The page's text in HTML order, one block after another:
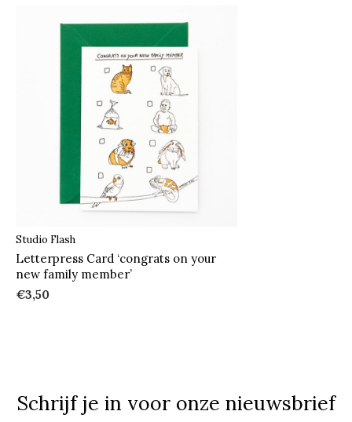
Studio Flash
Letterpress Card ‘congrats on your
new family member’
€3,50
Schrijf je in voor onze nieuwsbrief